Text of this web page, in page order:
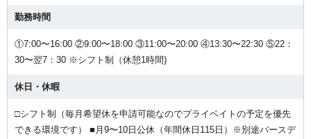
勤務時間
①7:00〜16:00 ②9:00〜18:00 ③11:00〜20:00 ④13:30〜22:30 ⑤22：
30〜翌7：30 ※シフト制（休憩1時間)
休日・休暇
□シフト制（毎月希望休を申請可能なのでプライベイトの予定を優先
できる環境です） ■月9〜10日公休（年間休日115日）※別途バースデ